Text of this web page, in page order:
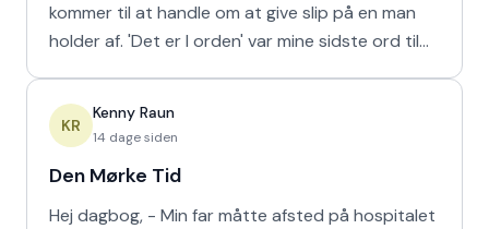
kommer til at handle om at give slip på en man
holder af. 'Det er I orden' var mine sidste ord til
KR
Kenny Raun
14 dage siden
Den Mørke Tid
Hej dagbog, - Min far måtte afsted på hospitalet